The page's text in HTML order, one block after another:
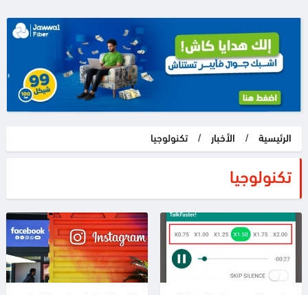
الرئيسية / الأخبار / تكنولوجيا
تكنولوجيا